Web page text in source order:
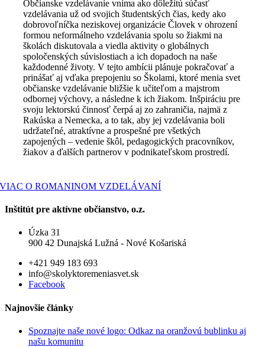
Občianske vzdelávanie vníma ako dôležitú súčasť
vzdelávania už od svojich študentských čias, kedy ako
dobrovoľníčka neziskovej organizácie Človek v ohrození
formou neformálneho vzdelávania spolu so žiakmi na
školách diskutovala a viedla aktivity o globálnych
spoločenských súvislostiach a ich dopadoch na naše
každodenné životy. V tejto ambícii plánuje pokračovať a
prinášať aj vďaka prepojeniu so Školami, ktoré menia svet
občianske vzdelávanie bližšie k učiteľom a majstrom
odbornej výchovy, a následne k ich žiakom. Inšpiráciu pre
svoju lektorskú činnosť čerpá aj zo zahraničia, najmä z
Rakúska a Nemecka, a to tak, aby jej vzdelávania boli
udržateľné, atraktívne a prospešné pre všetkých
zapojených – vedenie škôl, pedagogických pracovníkov,
žiakov a ďalších partnerov v podnikateľskom prostredí.
VIAC O ROMANINOM VZDELÁVANÍ
Inštitút pre aktívne občianstvo, o.z.
Úzka 31
900 42 Dunajská Lužná - Nové Košariská
+421 949 183 693
info@skolyktoremeniasvet.sk
Facebook
Najnovšie články
Spoznajte naše nové logo: Odkaz na oranžovú bublinku aj
našu komunitu